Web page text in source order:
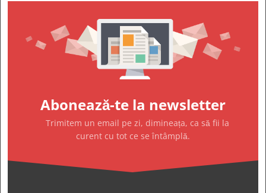
Abonează-te la newsletter
Trimitem un email pe zi, dimineața, ca să fii la
curent cu tot ce se întâmplă.